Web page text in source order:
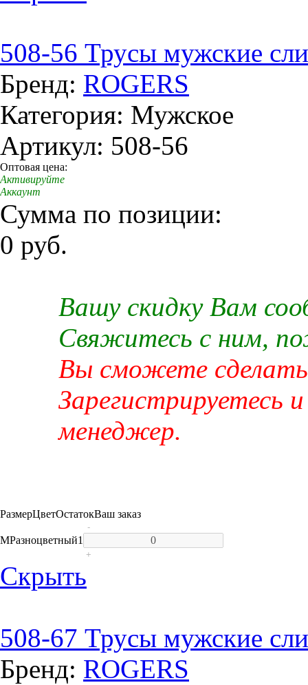
508-56 Трусы мужские
Бренд: ROGERS
Категория: Мужское
Артикул: 508-56
Оптовая цена:
Активируйте
Аккаунт
Сумма по позиции:
0 руб.
Вашу скидку Вам
Свяжитесь с ним,
Вы сможете сделать
Зарегистрируетесь
менеджер.
РазмерЦветОстатокВаш заказ
MРазноцветный1
-
+
Скрыть
508-67 Трусы мужские
Бренд: ROGERS